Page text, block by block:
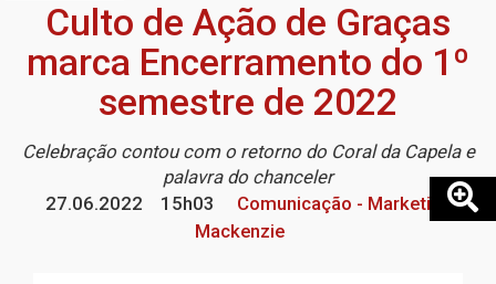
Culto de Ação de Graças
marca Encerramento do 1º
semestre de 2022
Celebração contou com o retorno do Coral da Capela e
palavra do chanceler
27.06.2022
15h03
Comunicação - Marketing
Mackenzie